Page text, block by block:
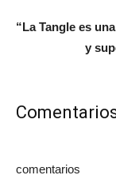
“La Tangle es
y
comentarios